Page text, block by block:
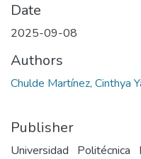
Date
2025-09-08
Authors
Chulde Martínez, Cinthya
Publisher
Universidad